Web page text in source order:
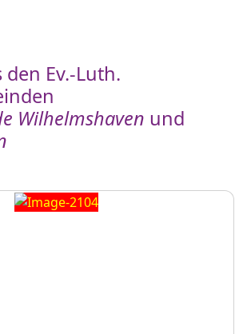
Ev.-Luth.
Wilhelmshaven und